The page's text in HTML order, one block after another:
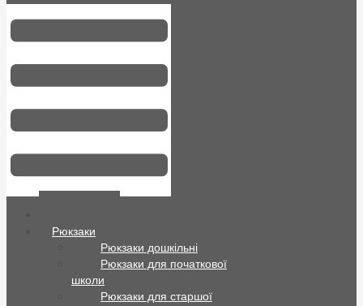
Рюкзаки
Рюкзаки дошкільні
Рюкзаки для початкової
школи
Рюкзаки для старшої